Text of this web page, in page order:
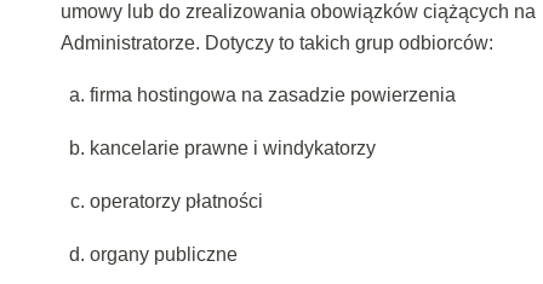
umowy lub do zrealizowania obowiązków ciążących na
Administratorze. Dotyczy to takich grup odbiorców:
firma hostingowa na zasadzie powierzenia
kancelarie prawne i windykatorzy
operatorzy płatności
organy publiczne